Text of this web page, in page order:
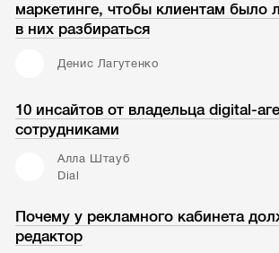
маркетинге, чтобы клиентам было
в них разбираться
Денис Лагутенко
10 инсайтов от владельца digital-
сотрудниками
Алла Штауб
Dial
Почему у рекламного кабинета
редактор